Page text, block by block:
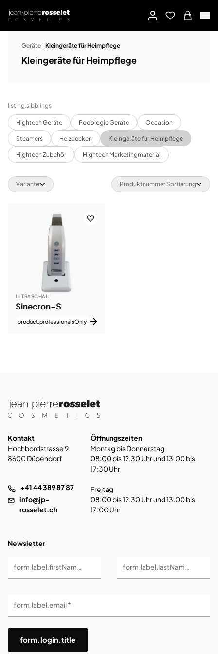
Geräte Kleingeräte für Heimpflege
Kleingeräte für Heimpflege
listing.sibblings
Hightech Geräte Podologie Geräte Occasion
Steamers Heizdecken Kleingeräte für Heimpflege
Hightech Zubehör Hightech Marketingmaterial
Variante Produktnummer Sortierung
ULTRASCHALL
Sinecron–S
product.professionalsOnly
Kontakt
Hochbordstrasse 9
8600 Dübendorf
+41 44 389 87 87
info@jp-
rosselet.ch
Öffnungszeiten
Montag bis Donnerstag
08:00 bis 12.30 Uhr und 13.00 bis
17:30 Uhr
Freitag
08:00 bis 12.30 Uhr und 13.00 bis
17:00 Uhr
Newsletter
form.label.firstName * form.label.lastName *
form.label.email *
form.login.title